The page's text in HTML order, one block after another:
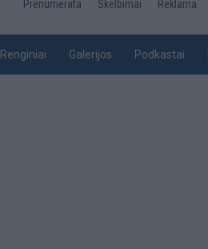
top
Prenumerata Skelbimai Reklama
Renginiai Galerijos Podkastai